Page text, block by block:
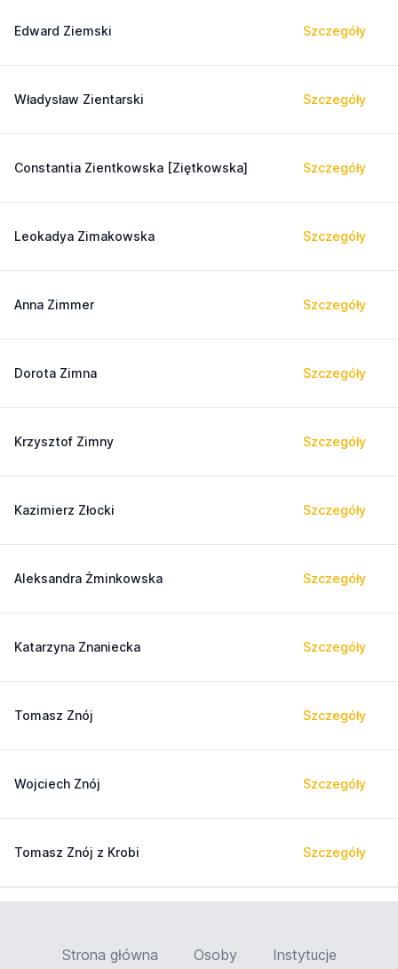
Edward Ziemski Szczegóły
Władysław Zientarski Szczegóły
Constantia Zientkowska [Ziętkowska] Szczegóły
Leokadya Zimakowska Szczegóły
Anna Zimmer Szczegóły
Dorota Zimna Szczegóły
Krzysztof Zimny Szczegóły
Kazimierz Złocki Szczegóły
Aleksandra Żminkowska Szczegóły
Katarzyna Znaniecka Szczegóły
Tomasz Znój Szczegóły
Wojciech Znój Szczegóły
Tomasz Znój z Krobi Szczegóły
Strona główna Osoby Instytucje